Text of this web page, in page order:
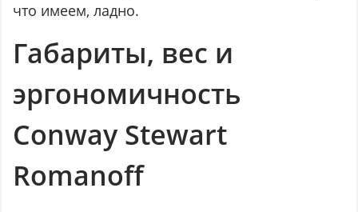
что имеем, ладно.
Габариты, вес и
эргономичность
Conway Stewart
Romanoff